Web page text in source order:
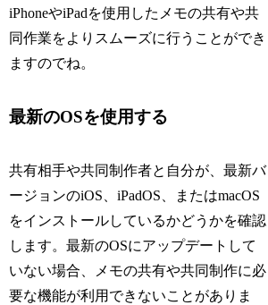
iPhoneやiPadを使用したメモの共有や共
同作業をよりスムーズに行うことができ
ますのでね。
最新のOSを使用する
共有相手や共同制作者と自分が、最新バ
ージョンのiOS、iPadOS、またはmacOS
をインストールしているかどうかを確認
します。最新のOSにアップデートして
いない場合、メモの共有や共同制作に必
要な機能が利用できないことがありま